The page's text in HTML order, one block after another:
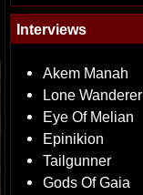
Interviews
Akem Manah
Lone Wanderer
Eye Of Melian
Epinikion
Tailgunner
Gods Of Gaia